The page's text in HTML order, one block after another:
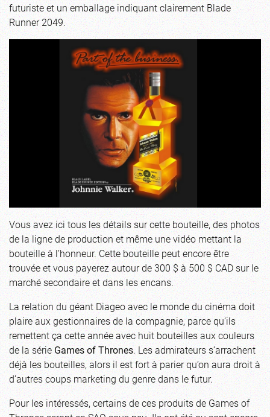
futuriste et un emballage indiquant clairement Blade
Runner 2049.
Vous avez ici tous les détails sur cette bouteille, des photos
de la ligne de production et même une vidéo mettant la
bouteille à l’honneur. Cette bouteille peut encore être
trouvée et vous payerez autour de 300 $ à 500 $ CAD sur le
marché secondaire et dans les encans.
La relation du géant Diageo avec le monde du cinéma doit
plaire aux gestionnaires de la compagnie, parce qu’ils
remettent ça cette année avec huit bouteilles aux couleurs
de la sérieGames of Thrones. Les admirateurs s’arrachent
déjà les bouteilles, alors il est fort à parier qu’on aura droit à
d’autres coups marketing du genre dans le futur.
Pour les intéressés, certains de ces produits de Games of